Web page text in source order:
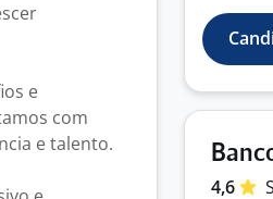
e
com
e talento.
4,6